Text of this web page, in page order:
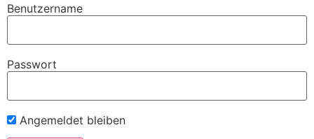
Benutzername
Passwort
Angemeldet bleiben